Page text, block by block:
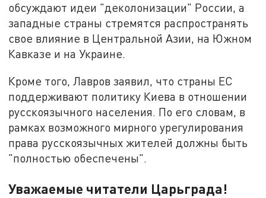
обсуждают идеи "деколонизации" России, а
западные страны стремятся распространять
свое влияние в Центральной Азии, на Южном
Кавказе и на Украине.
Кроме того, Лавров заявил, что страны ЕС
поддерживают политику Киева в отношении
русскоязычного населения. По его словам, в
рамках возможного мирного урегулирования
права русскоязычных жителей должны быть
"полностью обеспечены".
Уважаемые читатели Царьграда!